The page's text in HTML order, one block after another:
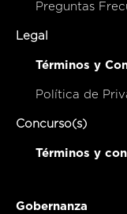
Preguntas
Legal
Términos y
Política de
Concurso(s)
Términos y
Gobernanza